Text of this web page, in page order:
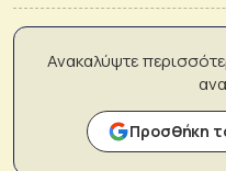
Ανακαλύψτε
Προσθήκη